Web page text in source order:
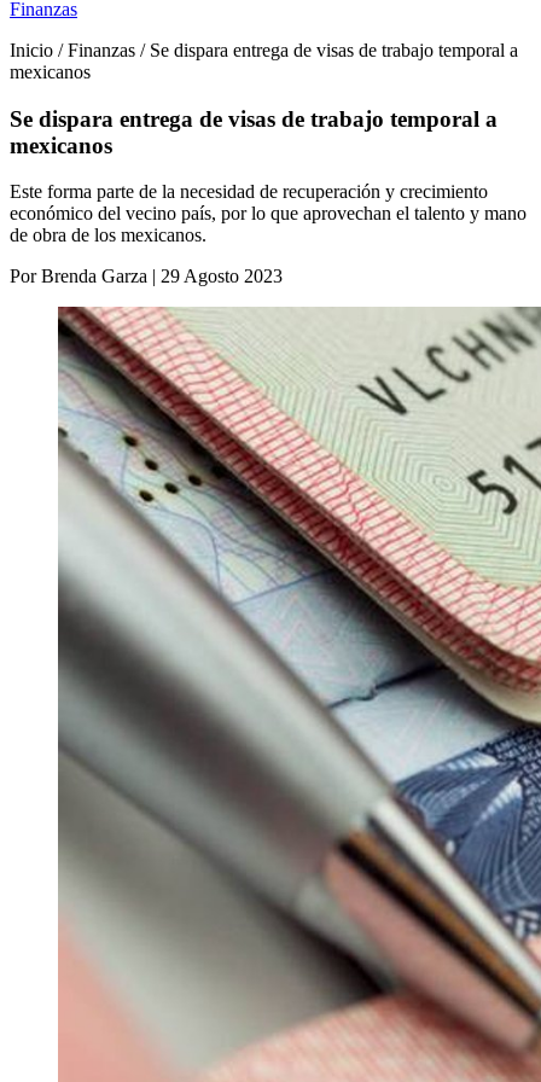
Finanzas
Inicio / Finanzas / Se dispara entrega de visas de trabajo temporal a
mexicanos
Se dispara entrega de visas de trabajo temporal a
mexicanos
Este forma parte de la necesidad de recuperación y crecimiento
económico del vecino país, por lo que aprovechan el talento y mano
de obra de los mexicanos.
Por Brenda Garza | 29 Agosto 2023